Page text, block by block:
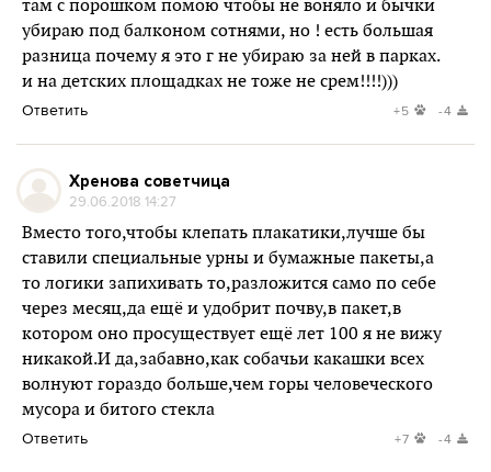
там с порошком помою чтобы не воняло и бычки
убираю под балконом сотнями, но ! есть большая
разница почему я это г не убираю за ней в парках.
и на детских площадках не тоже не срем!!!!)))
Ответить +5 -4
Хренова советчица
29.06.2018 14:27
Вместо того,чтобы клепать плакатики,лучше бы
ставили специальные урны и бумажные пакеты,а
то логики запихивать то,разложится само по себе
через месяц,да ещё и удобрит почву,в пакет,в
котором оно просуществует ещё лет 100 я не вижу
никакой.И да,забавно,как собачьи какашки всех
волнуют гораздо больше,чем горы человеческого
мусора и битого стекла
Ответить +7 -4